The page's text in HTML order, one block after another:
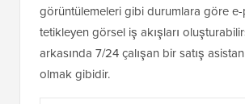
görüntülemeleri gibi durumlara göre e-
tetikleyen görsel iş akışları
arkasında 7/24 çalışan bir satış
olmak gibidir.